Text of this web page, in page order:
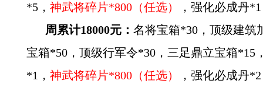
*5， 神武将碎片*800（任选）
，强化必成丹
周累计18000元： 名将宝箱*30，顶级建筑
宝箱*50，顶级行军令*30，三足鼎立宝箱*15
*1， 神武将碎片*800（任选）
，强化必成丹*2